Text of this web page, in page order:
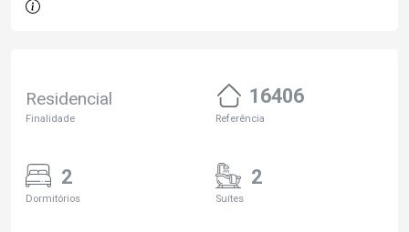
Residencial
Finalidade
16406
Referência
2
Dormitórios
2
Suítes